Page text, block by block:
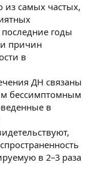
из самых частых,
годы
причин
в
ДН связаны
бессимптомным
в
в 2–3 раза